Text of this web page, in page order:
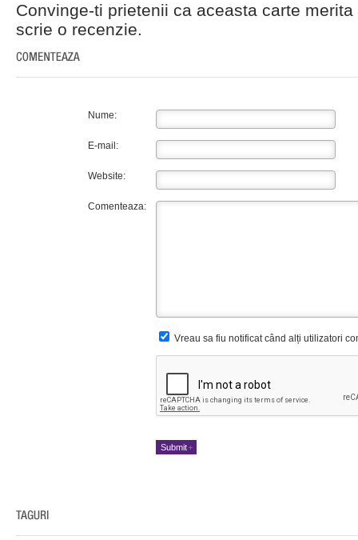
Convinge-ti prietenii ca aceasta carte
scrie o recenzie.
Nume:
E-mail:
Website:
Comenteaza:
Vreau sa fiu notificat când alți utilizatori